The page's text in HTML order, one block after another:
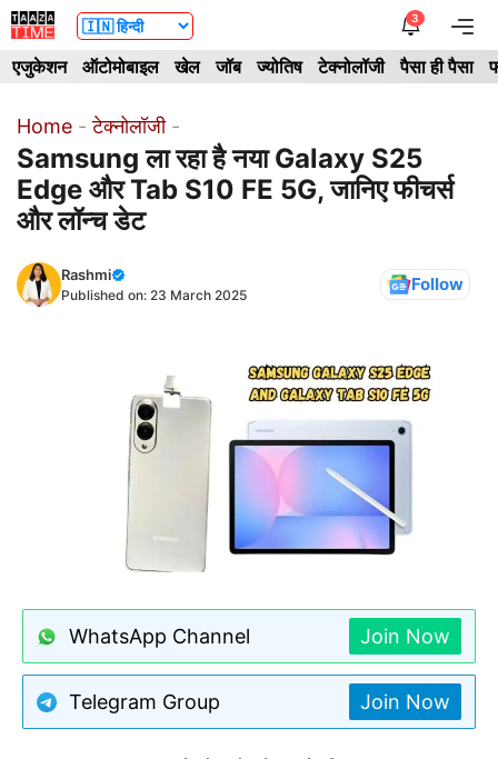
Skip
to
content
3
एजुकेशन ऑटोमोबाइल खेल जॉब ज्योतिष टेक्नोलॉजी पैसा ही पैसा
Home -टेक्नोलॉजी-
Samsung ला रहा है नया Galaxy S25
Edge और Tab S10 FE 5G, जानिए फीचर्स
और लॉन्च डेट
Rashmi
Published on: 23 March 2025 Follow
WhatsApp Channel Join Now
Telegram Group Join Now